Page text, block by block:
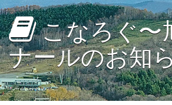
こなろぐ〜
ナールのお知